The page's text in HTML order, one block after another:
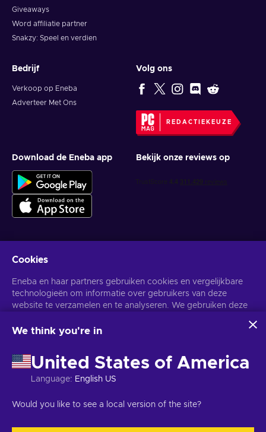
Giveaways
Word affiliatie partner
Snakzy: Speel en verdien
Bedrijf
Verkoop op Eneba
Adverteer Met Ons
Volg ons
REDACTIEKEUZE
Download de Eneba app Bekijk onze reviews op
Krijg gepersonaliseerde gameaanbiedingen
Abonneer
U kunt zich op elk gewenst moment afmelden. Bezoek dePrivacy
Copyright © 2026 Eneba. Alle rechten voorbehouden. JSC "Helis
Cookies
Eneba en haar partners gebruiken cookies en vergelijkbare
technologieën om informatie over gebruikers van deze
website te verzamelen en te analyseren. We gebruiken deze
de site te verbeteren. Uw persoonlijke gegevens kunnen ook
Door op 'Alles accepteren' te klikken, geef je toestemming
voor het gebruik van deze technologieën door Eneba en haar
partners. U kunt uw toestemming aanpassen door op
Voor meer informatie over hoe Google uw gegevens
We think you're in
United States of America
Language: English US
Would you like to see a local version of the site?